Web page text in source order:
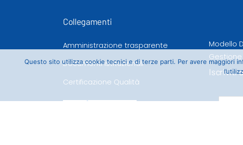
Collegamenti
Amministrazione trasparente
Documenti istituzionali
Certificazione Qualità
Modello
Gestione
Iscriviti
Questo sito utilizza cookie tecnici e di terze parti. Per avere maggiori